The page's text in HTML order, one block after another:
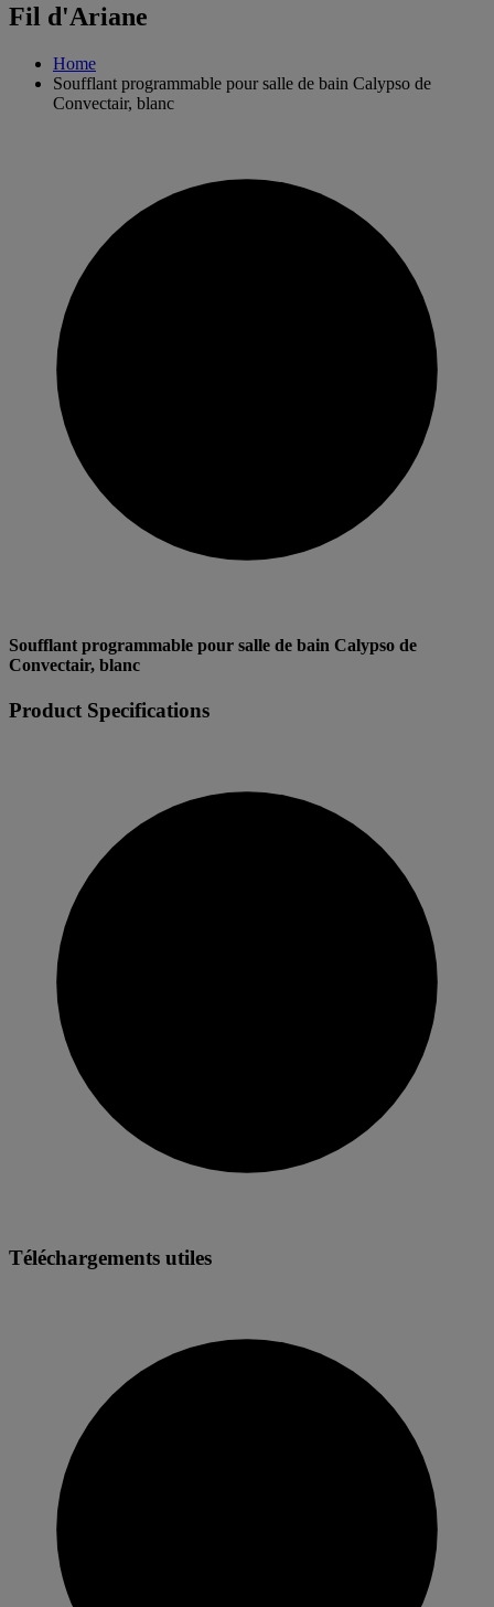
Fil d'Ariane
Home
Soufflant programmable pour salle de bain Calypso de
Convectair, blanc
Soufflant programmable pour salle de bain Calypso de
Convectair, blanc
Product Specifications
Téléchargements utiles